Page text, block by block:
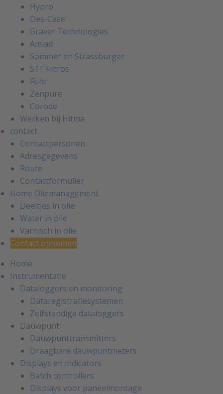
Hypro
Des-Case
Graver Technologies
Amiad
Sommer en Strassburger
STF Filtros
Fuhr
Zenpure
Corode
Werken bij Hitma
contact
Contactpersonen
Adresgegevens
Route
Contactformulier
Home Oliemanagement
Deeltjes in olie
Water in olie
Varnisch in olie
Contact opnemen
Home
Instrumentatie
Dataloggers en monitoring
Dataregistratiesystemen
Zelfstandige dataloggers
Dauwpunt
Dauwpunttransmitters
Draagbare dauwpuntmeters
Displays en indicators
Batch controllers
Displays voor paneelmontage